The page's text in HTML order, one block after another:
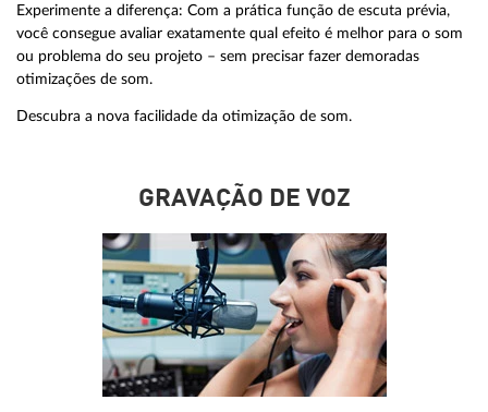
Experimente a diferença: Com a prática função de escuta prévia,
você consegue avaliar exatamente qual efeito é melhor para o som
ou problema do seu projeto – sem precisar fazer demoradas
otimizações de som.
Descubra a nova facilidade da otimização de som.
GRAVAÇÃO DE VOZ